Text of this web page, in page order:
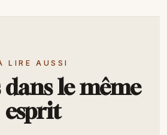
LIRE AUSSI
le même
esprit